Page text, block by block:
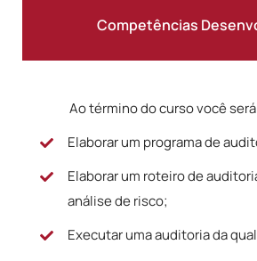
⠀⠀⠀Competências
⠀⠀⠀Ao término do curso você
Elaborar um programa de
Elaborar um roteiro de
análise de risco;
Executar uma auditoria da